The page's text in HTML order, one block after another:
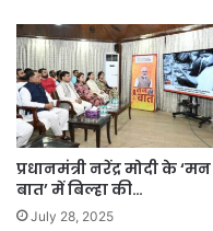
प्रधानमंत्री नरेंद्र मोदी के
बात’ में बिल्हा की…
July 28, 2025